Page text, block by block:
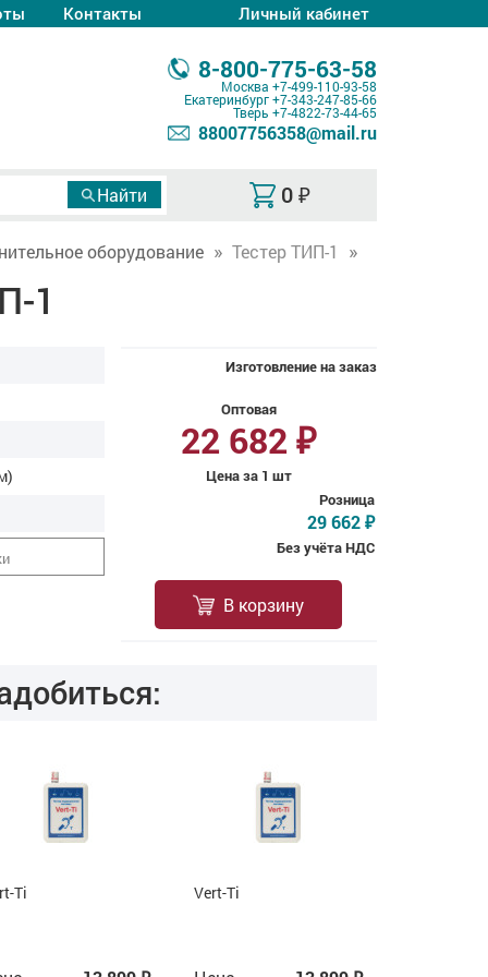
Контакты Личный кабинет
8-800-775-63-58
Москва +7-499-110-93-58
Екатеринбург+7-343-247-85-66
Тверь +7-4822-73-44-65
88007756358@mail.ru
0 ₽
оборудование Тестер ТИП-1
1
Изготовление на заказ
Оптовая
22 682 ₽
Цена за 1 шт
Розница
29 662 ₽
Без учёта НДС
В корзину
Ti Vert-Ti